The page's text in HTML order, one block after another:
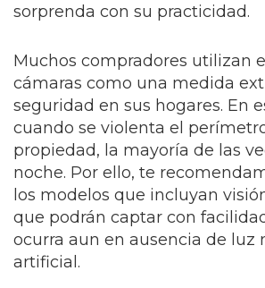
sorprenda con su practicidad.
Muchos compradores utilizan
cámaras como una medida
seguridad en sus hogares. En
cuando se violenta el
propiedad, la mayoría de las
noche. Por ello, te
los modelos que incluyan
que podrán captar con
ocurra aun en ausencia de luz
artificial.